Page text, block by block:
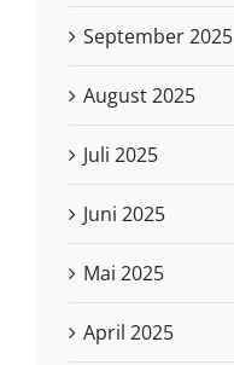
September 2025
August 2025
Juli 2025
Juni 2025
Mai 2025
April 2025